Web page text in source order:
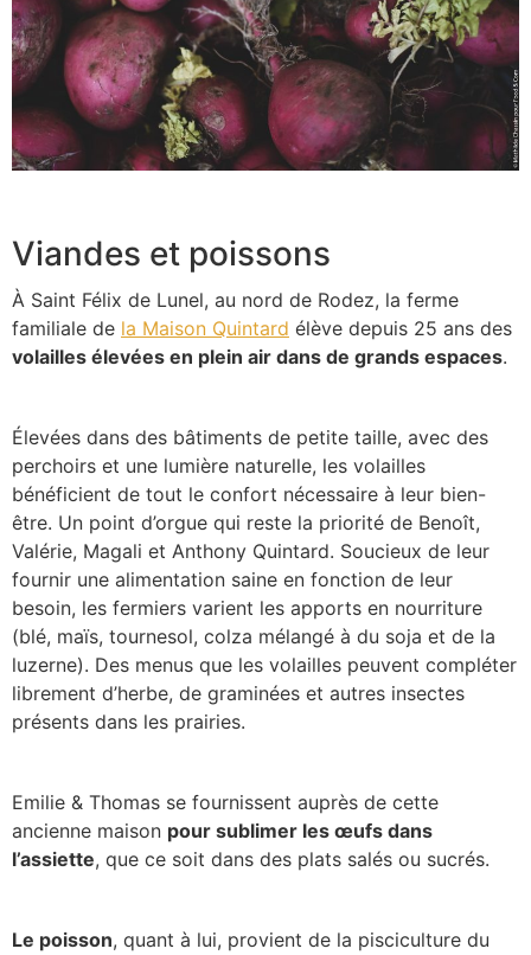
Viandes et poissons
À Saint Félix de Lunel, au nord de Rodez, la ferme
familiale de la Maison Quintard élève depuis 25 ans des
volailles élevées en plein air dans de grands espaces.
Élevées dans des bâtiments de petite taille, avec des
perchoirs et une lumière naturelle, les volailles
bénéficient de tout le confort nécessaire à leur bien-
être. Un point d’orgue qui reste la priorité de Benoît,
Valérie, Magali et Anthony Quintard. Soucieux de leur
fournir une alimentation saine en fonction de leur
besoin, les fermiers varient les apports en nourriture
(blé, maïs, tournesol, colza mélangé à du soja et de la
luzerne). Des menus que les volailles peuvent compléter
librement d’herbe, de graminées et autres insectes
présents dans les prairies.
Emilie & Thomas se fournissent auprès de cette
ancienne maison pour sublimer les œufs dans
l’assiette, que ce soit dans des plats salés ou sucrés.
Le poisson, quant à lui, provient de la pisciculture du